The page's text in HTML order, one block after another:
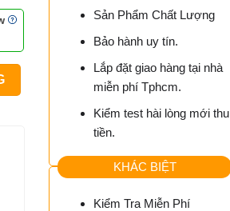
Sản Phẩm Chất Lượng
Bảo hành uy tín.
Lắp đặt giao hàng tại nhà
miễn phí Tphcm.
Kiểm test hài lòng mới thu
tiền.
KHÁC BIỆT
Kiểm Tra Miễn Phí